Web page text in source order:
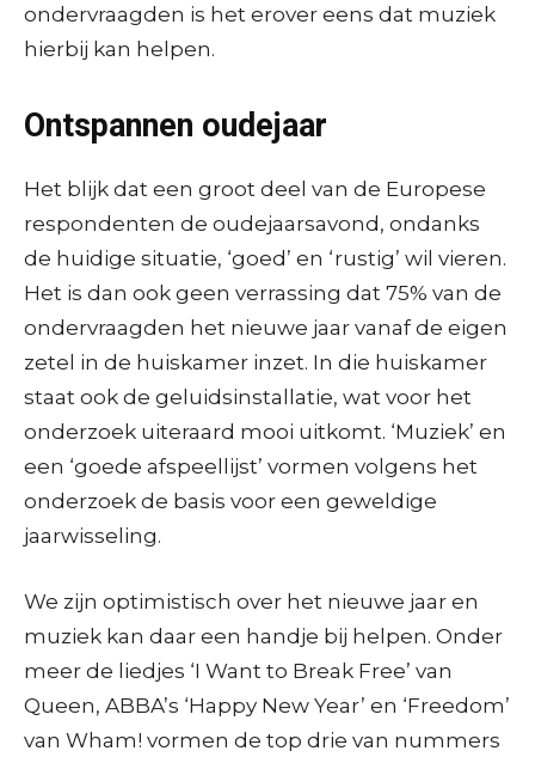
ondervraagden is het erover eens dat muziek
hierbij kan helpen.
Ontspannen oudejaar
Het blijk dat een groot deel van de Europese
respondenten de oudejaarsavond, ondanks
de huidige situatie, ‘goed’ en ‘rustig’ wil vieren.
Het is dan ook geen verrassing dat 75% van de
ondervraagden het nieuwe jaar vanaf de eigen
zetel in de huiskamer inzet. In die huiskamer
staat ook de geluidsinstallatie, wat voor het
onderzoek uiteraard mooi uitkomt. ‘Muziek’ en
een ‘goede afspeellijst’ vormen volgens het
onderzoek de basis voor een geweldige
jaarwisseling.
We zijn optimistisch over het nieuwe jaar en
muziek kan daar een handje bij helpen. Onder
meer de liedjes ‘I Want to Break Free’ van
Queen, ABBA’s ‘Happy New Year’ en ‘Freedom’
van Wham! vormen de top drie van nummers